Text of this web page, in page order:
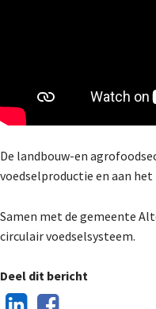
De landbouw-en
voedselproductie en aan
Samen met de gemeente
circulair voedselsysteem.
Deel dit bericht